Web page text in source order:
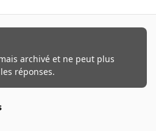
archivé et ne peut plus
réponses.